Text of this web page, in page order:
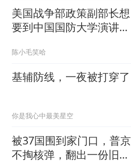
美国战争部政策副部长想
要到中国国防大学演讲？
陈小毛笑哈
基辅防线，一夜被打穿了
你是我心中最美星空
被37国围到家门口，普京
不掏核弹，翻出一份旧合